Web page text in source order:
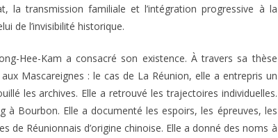
la transmission familiale et l’intégration progressive à la
de l’invisibilité historique.
Hee-Kam a consacré son existence. À travers sa thèse
Mascareignes : le cas de La Réunion, elle a entrepris un
les archives. Elle a retrouvé les trajectoires individuelles.
à Bourbon. Elle a documenté les espoirs, les épreuves, les
Réunionnais d’origine chinoise. Elle a donné des noms à